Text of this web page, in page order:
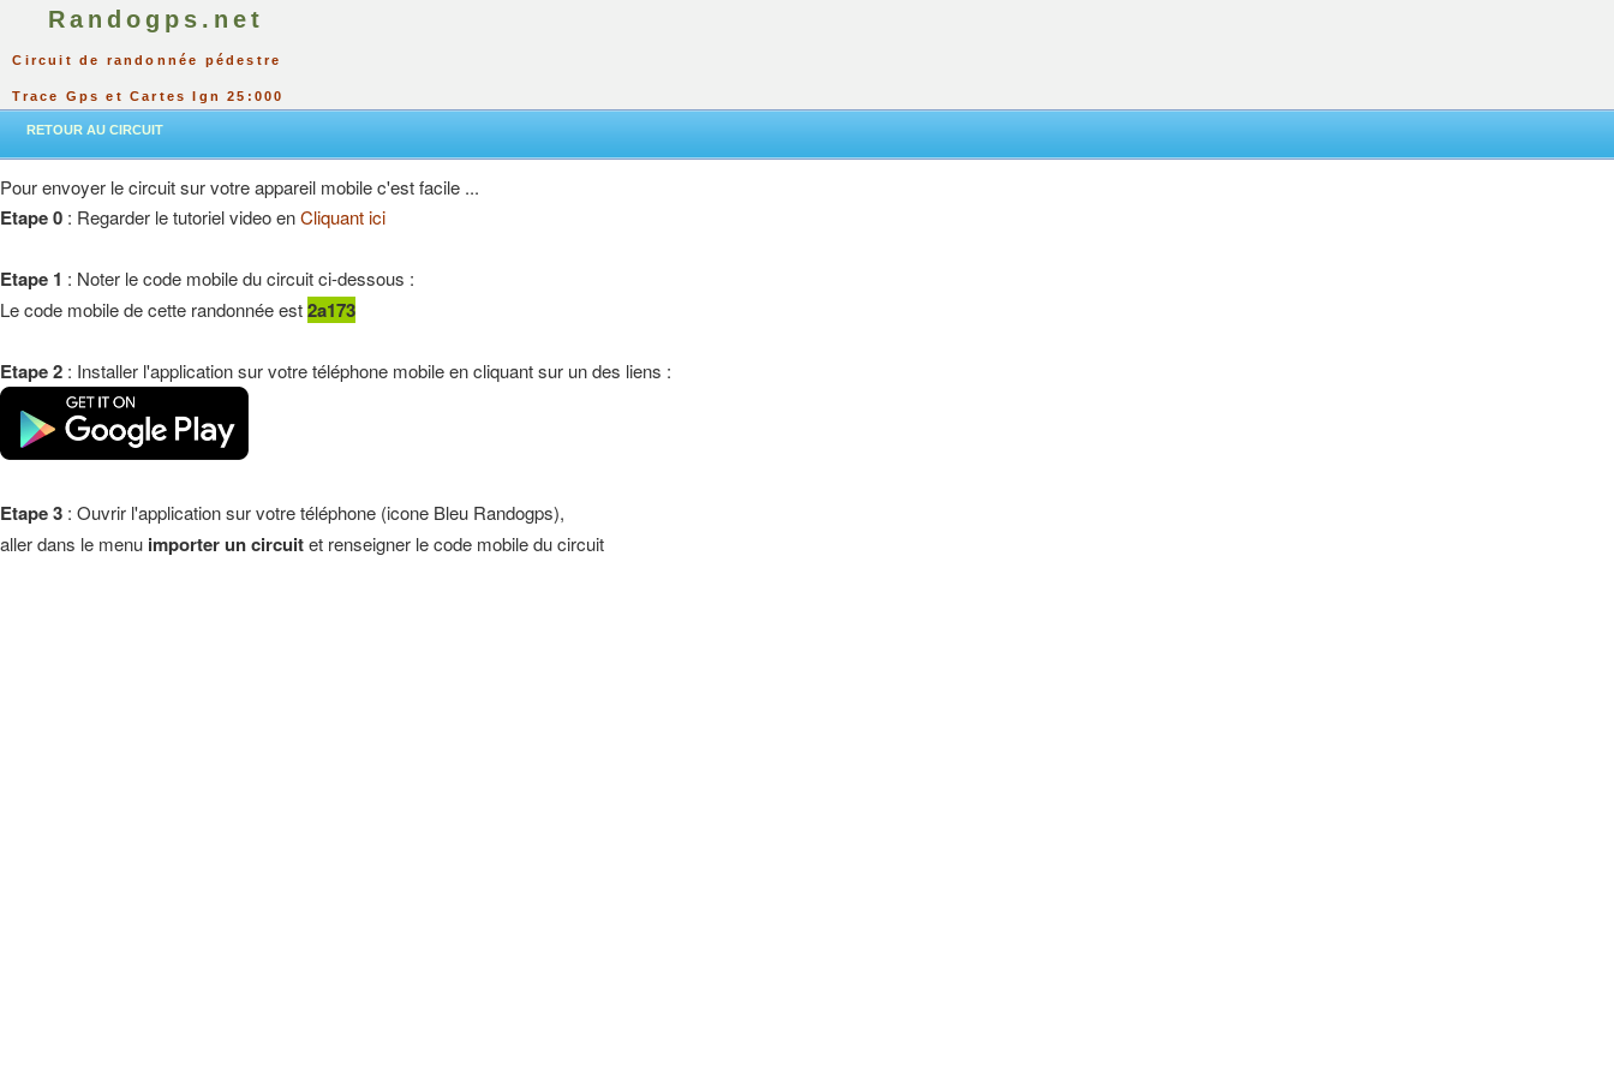
Randogps.net
Circuit de randonnée pédestre
Trace Gps et Cartes Ign 25:000
RETOUR AU CIRCUIT
Pour envoyer le circuit sur votre appareil mobile c'est facile ...
Etape 0 : Regarder le tutoriel video enCliquant ici
Etape 1 : Noter le code mobile du circuit ci-dessous :
Le code mobile de cette randonnée est2a173
Etape 2 : Installer l'application sur votre téléphone mobile en cliquant sur un des liens :
Etape 3 : Ouvrir l'application sur votre téléphone (icone Bleu Randogps),
aller dans le menu importer un circuitet renseigner le code mobile du circuit